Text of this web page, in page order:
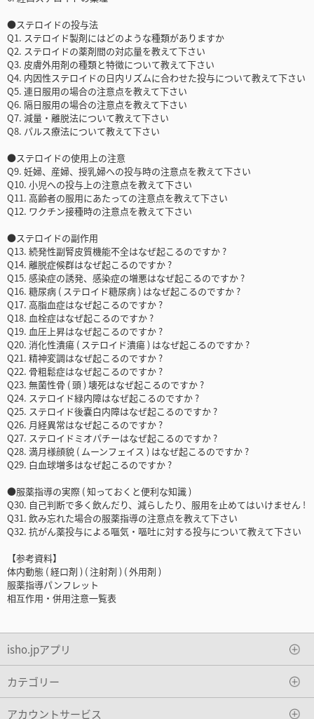
●ステロイドの投与法
Q1. ステロイド製剤にはどのような種類がありますか
Q2. ステロイドの薬剤間の対応量を教えて下さい
Q3. 皮膚外用剤の種類と特徴について教えて下さい
Q4. 内因性ステロイドの日内リズムに合わせた投与について教えて下さい
Q5. 連日服用の場合の注意点を教えて下さい
Q6. 隔日服用の場合の注意点を教えて下さい
Q7. 減量・離脱法について教えて下さい
Q8. パルス療法について教えて下さい
●ステロイドの使用上の注意
Q9. 妊婦、産婦、授乳婦への投与時の注意点を教えて下さい
Q10. 小児への投与上の注意点を教えて下さい
Q11. 高齢者の服用にあたっての注意点を教えて下さい
Q12. ワクチン接種時の注意点を教えて下さい
●ステロイドの副作用
Q13. 続発性副腎皮質機能不全はなぜ起こるのですか ?
Q14. 離脱症候群はなぜ起こるのですか ?
Q15. 感染症の誘発、感染症の増悪はなぜ起こるのですか ?
Q16. 糖尿病 ( ステロイド糖尿病 ) はなぜ起こるのですか ?
Q17. 高脂血症はなぜ起こるのですか ?
Q18. 血栓症はなぜ起こるのですか ?
Q19. 血圧上昇はなぜ起こるのですか ?
Q20. 消化性潰瘍 ( ステロイド潰瘍 ) はなぜ起こるのですか ?
Q21. 精神変調はなぜ起こるのですか ?
Q22. 骨粗鬆症はなぜ起こるのですか ?
Q23. 無菌性骨 ( 頭 ) 壊死はなぜ起こるのですか ?
Q24. ステロイド緑内障はなぜ起こるのですか ?
Q25. ステロイド後嚢白内障はなぜ起こるのですか ?
Q26. 月経異常はなぜ起こるのですか ?
Q27. ステロイドミオパチーはなぜ起こるのですか ?
Q28. 満月様顔貌 ( ムーンフェイス ) はなぜ起こるのですか ?
Q29. 白血球増多はなぜ起こるのですか ?
●服薬指導の実際 ( 知っておくと便利な知識 )
Q30. 自己判断で多く飲んだり、減らしたり、服用を止めてはいけません !
Q31. 飲み忘れた場合の服薬指導の注意点を教えて下さい
Q32. 抗がん薬投与による嘔気・嘔吐に対する投与について教えて下さい
【参考資料】
体内動態 ( 経口剤 ) ( 注射剤 ) ( 外用剤 )
服薬指導パンフレット
相互作用・併用注意一覧表
isho.jpアプリ
カテゴリー
アカウントサービス